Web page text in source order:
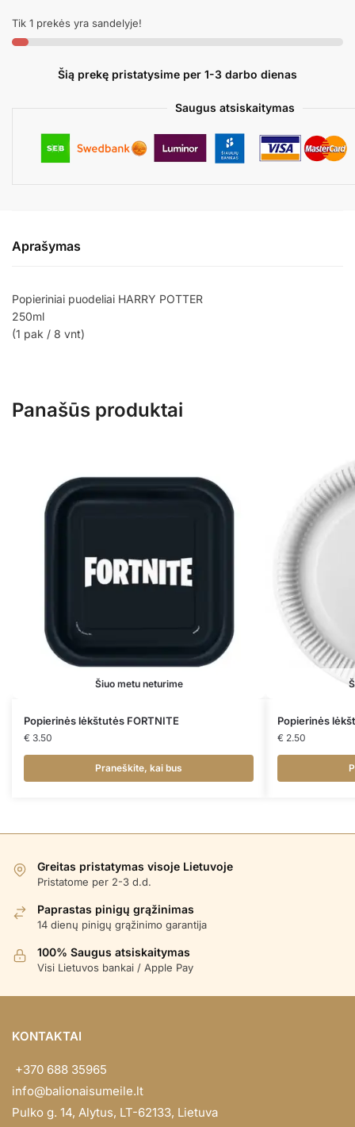
HARRY
POTTER
Tik 1 prekės yra sandelyje!
Šią prekę pristatysime per 1-3 darbo dienas
Saugus atsiskaitymas
Aprašymas
Popieriniai puodeliai HARRY POTTER
250ml
(1 pak / 8 vnt)
Panašūs produktai
Šiuo metu neturime
Popierinės lėkštutės FORTNITE
€ 3.50
Praneškite, kai bus
Popierinės
€ 2.50
Greitas pristatymas visoje Lietuvoje
Pristatome per 2-3 d.d.
Paprastas pinigų grąžinimas
14 dienų pinigų grąžinimo garantija
100% Saugus atsiskaitymas
Visi Lietuvos bankai / Apple Pay
KONTAKTAI
+370 688 35965
info@balionaisumeile.lt
Pulko g. 14, Alytus, LT-62133, Lietuva